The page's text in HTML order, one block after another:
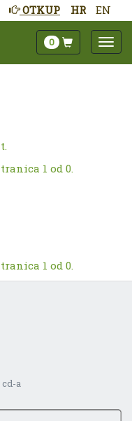
HR EN
OTKUP
0
1 od 0.
1 od 0.
a